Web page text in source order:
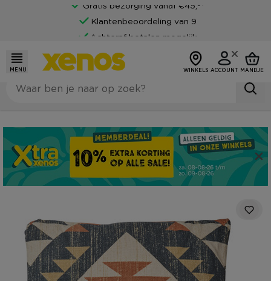
Gratis bezorging vanaf €45,-*
Klantenbeoordeling van 9
Achteraf betalen mogelijk
MENU WINKELS ACCOUNT MANDJE